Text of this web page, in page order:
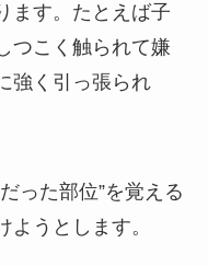
ます。たとえば子
つこく触られて嫌
強く引っ張られ
った部位”を覚える
ようとします。